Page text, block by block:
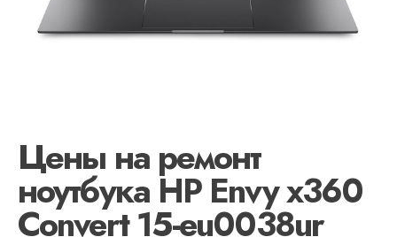
Цены на ремонт
ноутбука HP Envy x360
Convert 15-eu0038ur